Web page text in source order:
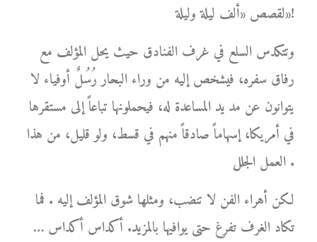
لقصص «ألف ليلة وليلة»!
وتتكدس السلع في غرف الفنادق حيث يحل المؤلف مع
رفاق سفره، فيشخص إليه من وراء البحار رُسُلٌ أوفياء لا
يتوانون عن مد يد المساعدة له، فيحملونها تباعاً إلى مستقرها
في أمريكا، إسهاماً صادقاً منهم في قسط، ولو قليل، من هذا
العمل الجلل .
لكن أهراء الفن لا تنضب، ومثلها شوق المؤلف إليه . فما
تكاد الغرف تفرغ حتى يوافيها بالمزيد. أكداس أكداس …